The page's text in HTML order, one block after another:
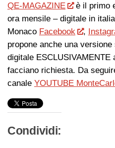
QE-MAGAZINE
è il primo
ora mensile – digitale in
Monaco Facebook ,
propone anche una
digitale ESCLUSIVAMENTE
facciano richiesta. Da
canale YOUTUBE
Condividi: